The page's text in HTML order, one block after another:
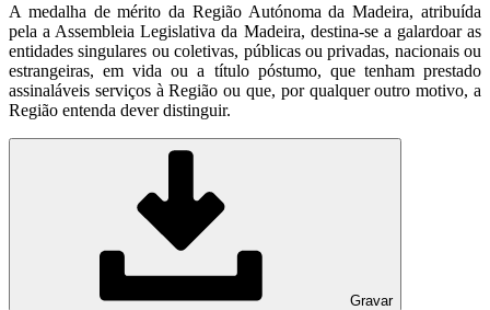
A medalha de mérito da Região Autónoma da Madeira, atribuída
pela a Assembleia Legislativa da Madeira, destina-se a galardoar as
entidades singulares ou coletivas, públicas ou privadas, nacionais ou
estrangeiras, em vida ou a título póstumo, que tenham prestado
assinaláveis serviços à Região ou que, por qualquer outro motivo, a
Região entenda dever distinguir.
Gravar